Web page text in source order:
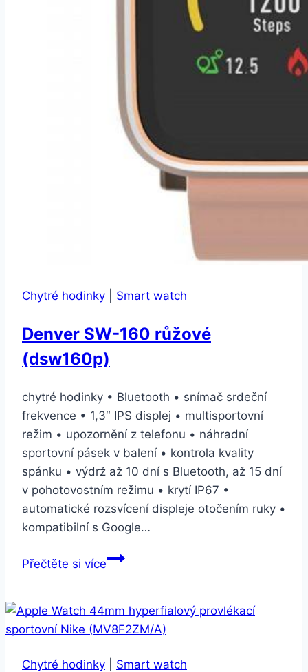
Chytré hodinky Smart watch
Denver SW-160 růžové
(dsw160p)
chytré hodinky • Bluetooth • snímač srdeční
frekvence • 1,3″ IPS displej • multisportovní
režim • upozornění z telefonu • náhradní
sportovní pásek v balení • kontrola kvality
spánku • výdrž až 10 dní s Bluetooth, až 15 dní
v pohotovostním režimu • krytí IP67 •
automatické rozsvícení displeje otočením ruky •
kompatibilní s Google…
Přečtěte si víceDenver
růžové
(dsw160p)
Chytré hodinky Smart watch